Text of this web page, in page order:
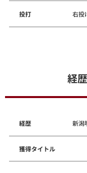
投打 右投
経
経歴 新潟
獲得タイトル